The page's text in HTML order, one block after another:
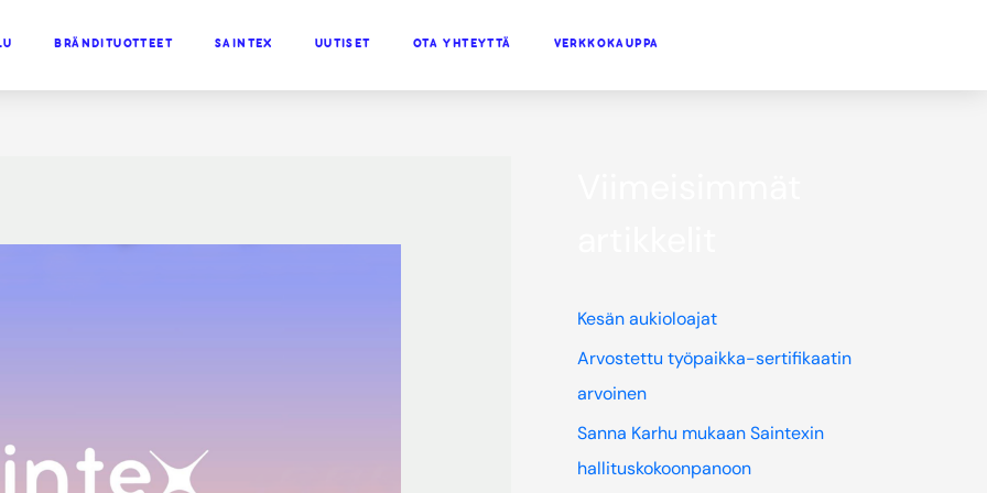
BRÄNDITUOTTEET SAINTEX UUTISET OTA YHTEYTTÄ VERKKOKAUPPA
Kesän aukioloajat
Arvostettu työpaikka-sertifikaatin
arvoinen
Sanna Karhu mukaan Saintexin
hallituskokoonpanoon